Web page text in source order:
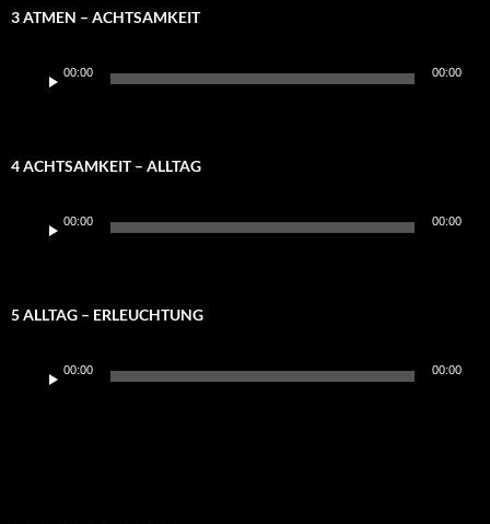
3 ATMEN – ACHTSAMKEIT
Player
00:00 00:00
4 ACHTSAMKEIT – ALLTAG
Player
00:00 00:00
5 ALLTAG – ERLEUCHTUNG
Player
00:00 00:00